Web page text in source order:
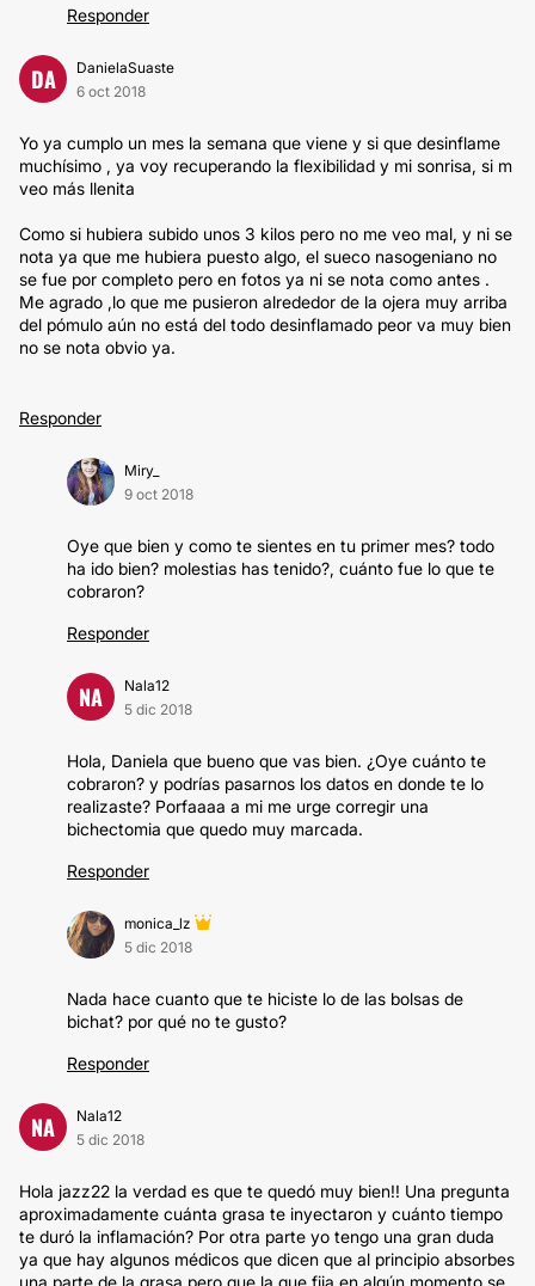
Responder
DA
DanielaSuaste
6 oct 2018
Yo ya cumplo un mes la semana que viene y si que desinflame
muchísimo , ya voy recuperando la flexibilidad y mi sonrisa, si m
veo más llenita
Como si hubiera subido unos 3 kilos pero no me veo mal, y ni se
nota ya que me hubiera puesto algo, el sueco nasogeniano no
se fue por completo pero en fotos ya ni se nota como antes .
Me agrado ,lo que me pusieron alrededor de la ojera muy arriba
del pómulo aún no está del todo desinflamado peor va muy bien
no se nota obvio ya.
Responder
Miry_
9 oct 2018
Oye que bien y como te sientes en tu primer mes? todo
ha ido bien? molestias has tenido?, cuánto fue lo que te
cobraron?
Responder
NA
Nala12
5 dic 2018
Hola, Daniela que bueno que vas bien. ¿Oye cuánto te
cobraron? y podrías pasarnos los datos en donde te lo
realizaste? Porfaaaa a mi me urge corregir una
bichectomia que quedo muy marcada.
Responder
monica_lz
5 dic 2018
Nada hace cuanto que te hiciste lo de las bolsas de
bichat? por qué no te gusto?
Responder
NA
Nala12
5 dic 2018
Hola jazz22 la verdad es que te quedó muy bien!! Una pregunta
aproximadamente cuánta grasa te inyectaron y cuánto tiempo
te duró la inflamación? Por otra parte yo tengo una gran duda
ya que hay algunos médicos que dicen que al principio absorbes
una parte de la grasa pero que la que fija en algún momento se